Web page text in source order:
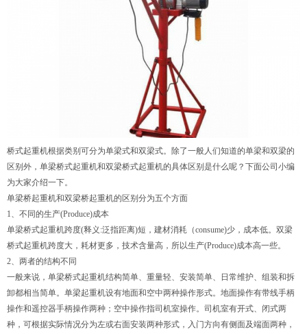
桥式起重机根据类别可分为单梁式和双梁式。除了一般人们知道的单梁和双梁的
区别外， 单梁桥式起重机和双梁桥式起重机的具体区别是什么呢？下面公司小编
为大家介绍一下。
单梁桥起重机和双梁桥起重机的区别分为五个方面
1、不同的生产(Produce)成本
单梁桥式起重机跨度(释义:泛指距离)短，建材消耗（consume)少，成本低。双梁
桥式起重机跨度大，耗材更多，技术含量高，所以生产(Produce)成本高一些。
2、两者的结构不同
一般来说， 单梁桥式起重机结构简单、重量轻、安装简单、日常维护、组装和拆
卸都相当简单。 单梁起重机设有地面和空中两种操作形式。地面操作有带线手柄
操作和遥控器手柄操作两种；空中操作指司机室操作。司机室有开式、闭式两
种，可根据实际情况分为左或右面安装两种形式，入门方向有侧面及端面两种，